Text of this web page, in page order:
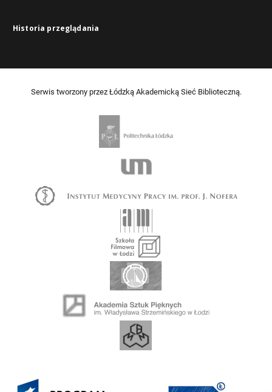
Historia przeglądania
Serwis tworzony przez Łódzką Akademicką Sieć Biblioteczną.